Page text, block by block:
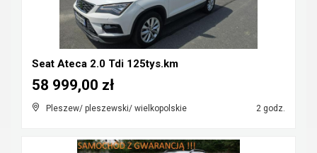
Seat Ateca 2.0 Tdi 125tys.km
Pleszew/ pleszewski/ wielkopolskie 2 godz.
58 999,00 zł